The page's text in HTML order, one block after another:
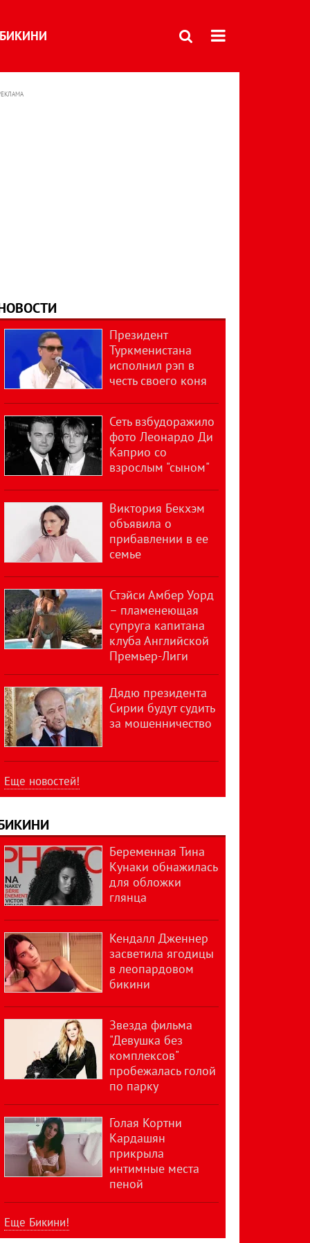
БИКИНИ
Президент
Туркменистана
исполнил рэп в
честь своего коня
Сеть взбудоражило
фото Леонардо Ди
Каприо со
взрослым "сыном"
Виктория Бекхэм
объявила о
прибавлении в ее
семье
Стэйси Амбер Уорд
– пламенеющая
супруга капитана
клуба Английской
Премьер-Лиги
Дядю президента
Сирии будут судить
за мошенничество
Еще новостей!
Беременная Тина
Кунаки обнажилась
для обложки
глянца
Кендалл Дженнер
засветила ягодицы
в леопардовом
бикини
Звезда фильма
"Девушка без
комплексов"
пробежалась голой
по парку
Голая Кортни
Кардашян
прикрыла
интимные места
пеной
Еще Бикини!